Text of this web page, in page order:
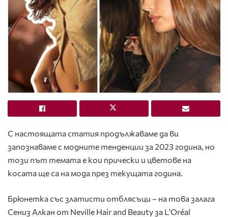
С настоящата статия продължаваме да ви
запознаваме с модните тенденции за 2023 година, но
този път темата е кои прически и цветове на
косата ще са на мода през текущата година.
Брюнетка със златисти отблясъци – на това залага
Сениз Алкан от Neville Hair and Beauty за L'Oréal